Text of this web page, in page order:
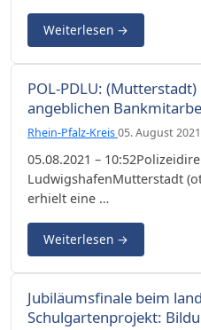
Weiterlesen →
POL-PDLU:
angeblichen
Rhein-Pfalz-Kreis05. August 2021
05.08.2021 –
LudwigshafenMutterstadt
erhielt eine …
Weiterlesen →
Jubiläumsfinale beim
Schulgartenprojekt: